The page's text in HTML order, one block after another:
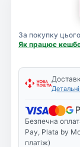
За покупку
Як працює
Безпечна
Pay, Plata by
платіж)